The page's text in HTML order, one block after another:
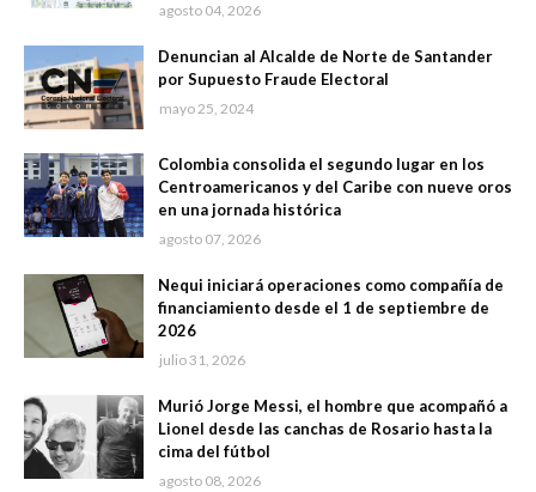
agosto 04, 2026
Denuncian al Alcalde de Norte de Santander
por Supuesto Fraude Electoral
mayo 25, 2024
Colombia consolida el segundo lugar en los
Centroamericanos y del Caribe con nueve oros
en una jornada histórica
agosto 07, 2026
Nequi iniciará operaciones como compañía de
financiamiento desde el 1 de septiembre de
2026
julio 31, 2026
Murió Jorge Messi, el hombre que acompañó a
Lionel desde las canchas de Rosario hasta la
cima del fútbol
agosto 08, 2026